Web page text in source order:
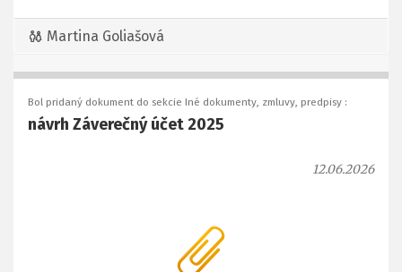
Martina Goliašová
Bol pridaný dokument do sekcie Iné dokumenty, zmluvy, predpisy :
návrh Záverečný účet 2025
12.06.2026